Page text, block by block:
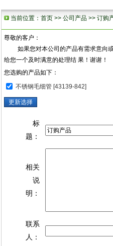
当前位置： 首页 >> 公司产品 >> 订购
尊敬的客户：
如果您对本公司的产品有需求意向或
给您一个及时满意的处理结 果！谢谢！
您选购的产品如下：
不锈钢毛细管 [43139-842]
标
题：
相关
说
明：
联系
人：